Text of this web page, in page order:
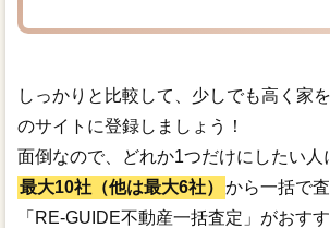
しっかりと比較して、少しでも高く家
のサイトに登録しましょう！
面倒なので、どれか1つだけにしたい人
最大10社（他は最大6社）
から一括で
「RE-GUIDE不動産一括査定」がおすす